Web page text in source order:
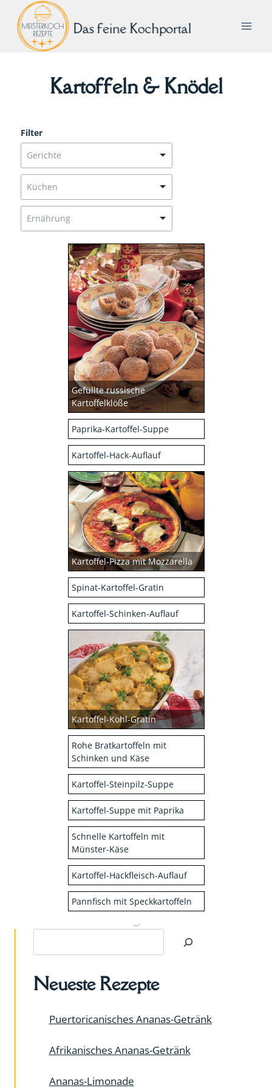
Inhalt
springen
Kartoffeln & Knödel
Filter
Gerichte
Küchen
Ernährung
Gefüllte russische
Kartoffelklöße
Paprika-Kartoffel-Suppe
Kartoffel-Hack-Auflauf
Kartoffel-Pizza mit Mozzarella
Spinat-Kartoffel-Gratin
Kartoffel-Schinken-Auflauf
Kartoffel-Kohl-Gratin
Rohe Bratkartoffeln mit
Schinken und Käse
Kartoffel-Steinpilz-Suppe
Kartoffel-Suppe mit Paprika
Schnelle Kartoffeln mit
Münster-Käse
Kartoffel-Hackfleisch-Auflauf
Pannfisch mit Speckkartoffeln